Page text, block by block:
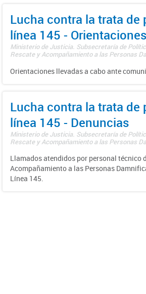
Lucha contra la trata de
línea 145 - Orientaciones
Ministerio de Justicia. Subsecretaría de
Rescate y Acompañamiento a las Personas
Orientaciones llevadas a cabo ante
Lucha contra la trata de
línea 145 - Denuncias
Ministerio de Justicia. Subsecretaría de
Rescate y Acompañamiento a las Personas
Llamados atendidos por personal técnico
Acompañamiento a las Personas
Línea 145.